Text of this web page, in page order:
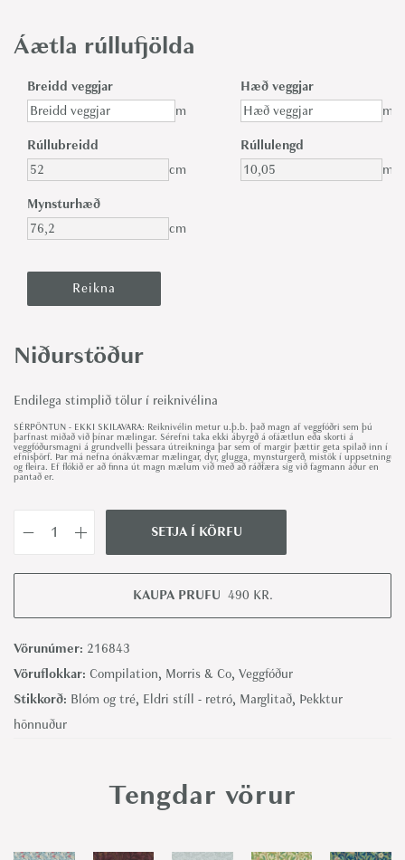
Áætla rúllufjölda
Breidd veggjar
m
Hæð veggjar
m
Rúllubreidd
cm
Rúllulengd
m
Mynsturhæð
cm
Niðurstöður
Endilega stimplið tölur í reiknivélina
SÉRPÖNTUN - EKKI SKILAVARA: Reiknivélin metur u.þ.b. það magn af veggfóðri sem þú
þarfnast miðað við þínar mælingar. Sérefni taka ekki ábyrgð á ofáætlun eða skorti á
veggfóðursmagni á grundvelli þessara útreikninga þar sem of margir þættir geta spilað inn í
efnisþörf. Þar má nefna ónákvæmar mælingar, dyr, glugga, mynsturgerð, mistök í uppsetningu
og fleira. Ef flókið er að finna út magn mælum við með að ráðfæra sig við fagmann áður en
pantað er.
y
I
s
o
b
SETJA Í KÖRFU
KAUPA PRUFU 490 KR.
Vörunúmer: 216843
Vöruflokkar: Compilation, Morris & Co, Veggfóður
Stikkorð: Blóm og tré, Eldri stíll - retró, Marglitað, Þekktur
hönnuður
Tengdar vörur